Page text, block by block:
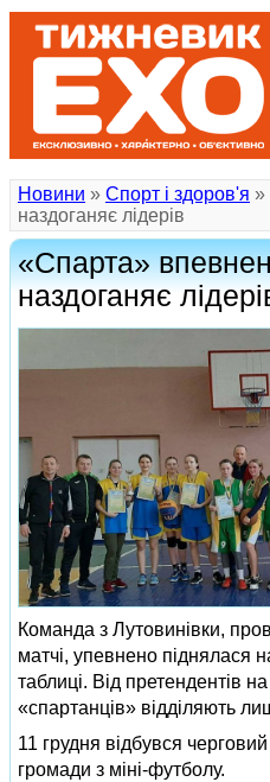
Новини » Спорт і здоров'я »
наздоганяє лідерів
«Спарта»
наздоганяє
Команда з Лутовинівки,
матчі, упевнено піднялася
таблиці. Від претендентів
«спартанців» відділяють
11 грудня відбувся
громади з міні-футболу.